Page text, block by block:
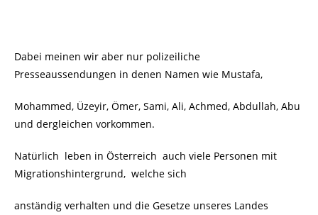
Dabei meinen wir aber nur polizeiliche
Presseaussendungen in denen Namen wie Mustafa,
Mohammed, Üzeyir, Ömer, Sami, Ali, Achmed, Abdullah, Abu
und dergleichen vorkommen.
Natürlich leben in Österreich auch viele Personen mit
Migrationshintergrund, welche sich
anständig verhalten und die Gesetze unseres Landes